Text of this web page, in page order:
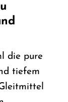
die pure
tiefem